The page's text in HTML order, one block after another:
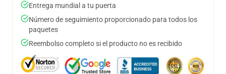
Entrega mundial a tu puerta
Número de seguimiento proporcionado para todos los
paquetes
Reembolso completo si el producto no es recibido